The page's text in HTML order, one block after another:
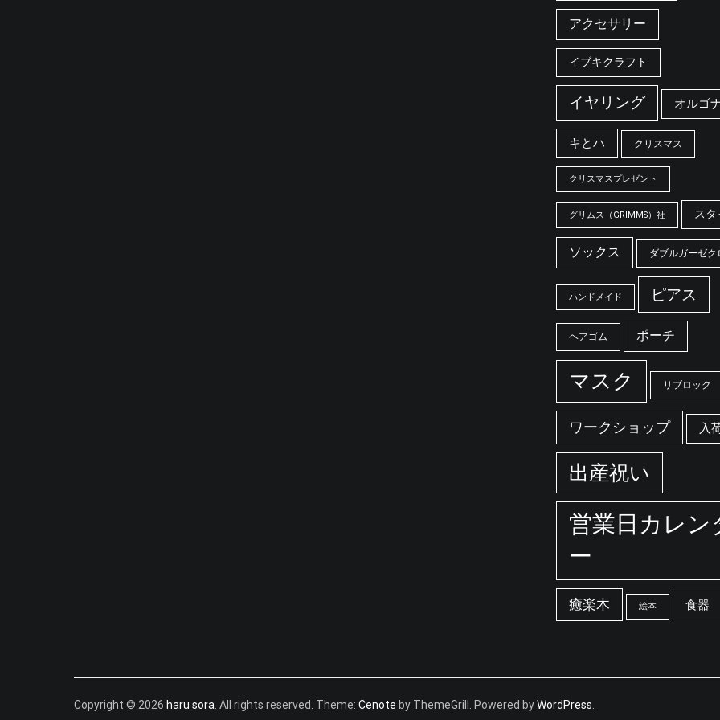
アクセサリー
イブキクラフト
イヤリング オルゴ
キとハ クリスマス
クリスマスプレゼント
グリムス（GRIMMS）社 スタ
ソックス ダブルガーゼク
ハンドメイド ピアス
ヘアゴム ポーチ
マスク リブロック
ワークショップ 入
出産祝い
営業日カレン
ー
癒楽木 絵本 食器
Copyright © 2026 haru sora . All rights reserved. Theme: Cenote by ThemeGrill. Powered byWordPress